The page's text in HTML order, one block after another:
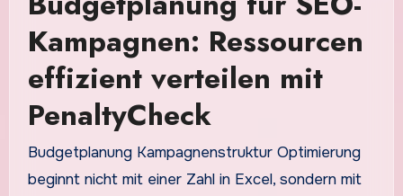
Kampagnen: Ressourcen
effizient verteilen mit
PenaltyCheck
Budgetplanung Kampagnenstruktur Optimierung
beginnt nicht mit einer Zahl in Excel, sondern mit